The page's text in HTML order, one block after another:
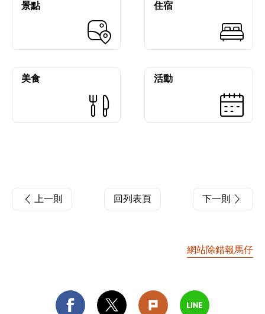
景點 住宿
美食 活動
上一則 回列表頁 下一則
網站除錯報馬仔